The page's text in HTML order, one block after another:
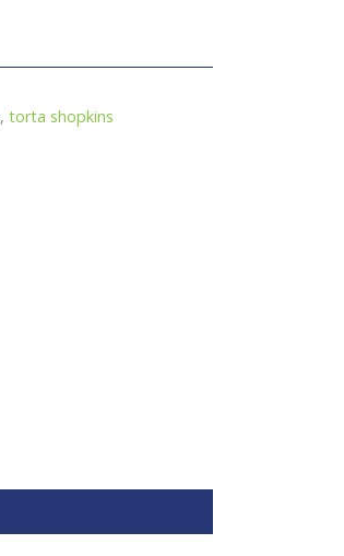
,torta shopkins